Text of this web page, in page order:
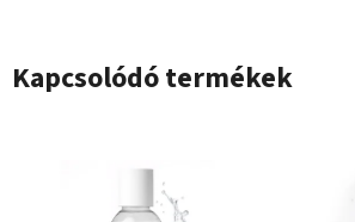
Kapcsolódó termékek